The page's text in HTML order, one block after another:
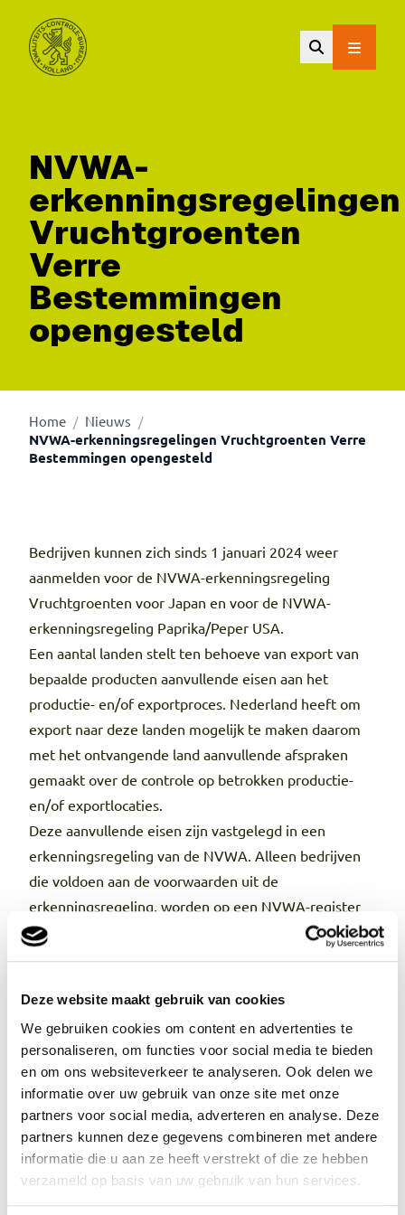
Deze website maakt gebruik van cookies
We gebruiken cookies om content en advertenties te
personaliseren, om functies voor social media te bieden
en om ons websiteverkeer te analyseren. Ook delen we
informatie over uw gebruik van onze site met onze
partners voor social media, adverteren en analyse. Deze
partners kunnen deze gegevens combineren met andere
informatie die u aan ze heeft verstrekt of die ze hebben
verzameld op basis van uw gebruik van hun services.
NVWA-
erkenningsregelingen
Vruchtgroenten
Verre
Bestemmingen
opengesteld
Home / Nieuws /
NVWA-erkenningsregelingen Vruchtgroenten Verre
Bestemmingen opengesteld
Bedrijven kunnen zich sinds 1 januari 2024 weer
aanmelden voor de NVWA-erkenningsregeling
Vruchtgroenten voor Japan en voor de NVWA-
erkenningsregeling Paprika/Peper USA.
Een aantal landen stelt ten behoeve van export van
bepaalde producten aanvullende eisen aan het
productie- en/of exportproces. Nederland heeft om
export naar deze landen mogelijk te maken daarom
met het ontvangende land aanvullende afspraken
gemaakt over de controle op betrokken productie-
en/of exportlocaties.
Deze aanvullende eisen zijn vastgelegd in een
erkenningsregeling van de NVWA. Alleen bedrijven
die voldoen aan de voorwaarden uit de
erkenningsregeling, worden op een NVWA-register
toegelaten bedrijven geplaatst. In de landeneis staat
vermeld dat alleen bedrijven die op het register
NVWA het toezicht uit op deze
erkenningsregelingen.
Aanpassingen NVWA-erkenningsregeling Paprika
USA
De NVWA heeft een aantal wijzigingen doorgevoerd
in de erkenningsregeling Paprika USA om de werking
daarvan te verbeteren en te verduidelijken.
Belangrijkste wijziging is dat met ingang van 2024 het